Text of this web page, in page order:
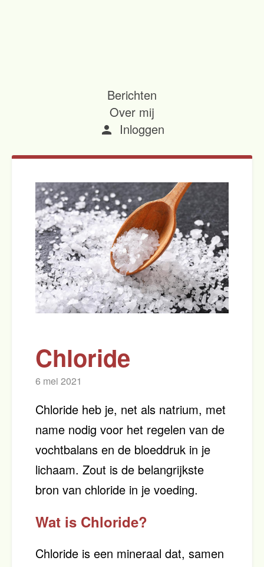
Berichten
Over mij
person Inloggen
Chloride
6 mei 2021
Chloride heb je, net als natrium, met
name nodig voor het regelen van de
vochtbalans en de bloeddruk in je
lichaam. Zout is de belangrijkste
bron van chloride in je voeding.
Wat is Chloride?
Chloride is een mineraal dat, samen